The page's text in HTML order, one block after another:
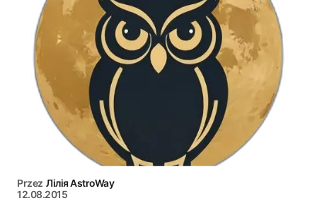
Przez Лілія AstroWay
12.08.2015